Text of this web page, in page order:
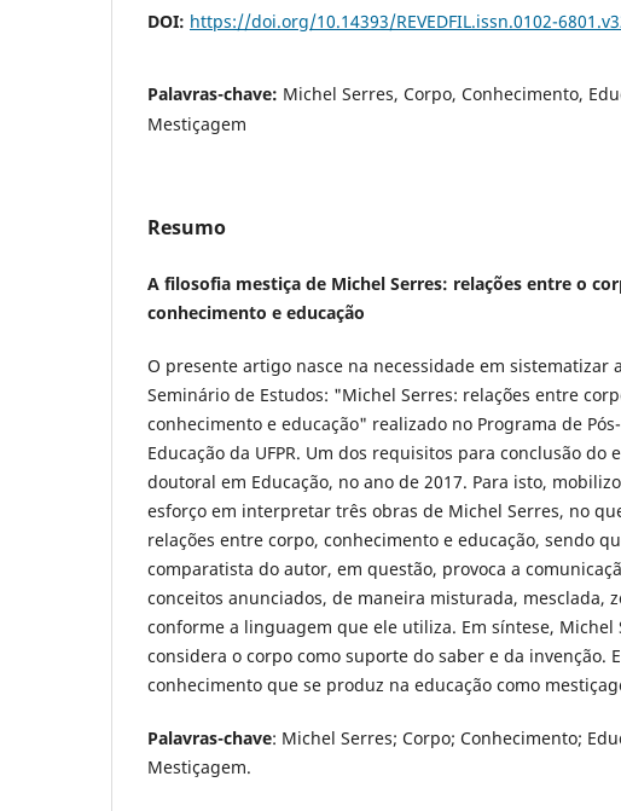
DOI: https://doi.org/10.14393/REVEDFIL.issn.0102-
Palavras-chave: Michel Serres, Corpo, Conhecimento,
Mestiçagem
Resumo
A filosofia mestiça de Michel Serres: relações entre o
conhecimento e educação
O presente artigo nasce na necessidade em sistematizar
Seminário de Estudos: "Michel Serres: relações entre
conhecimento e educação" realizado no Programa de
Educação da UFPR. Um dos requisitos para conclusão do
doutoral em Educação, no ano de 2017. Para isto,
esforço em interpretar três obras de Michel Serres, no
relações entre corpo, conhecimento e educação, sendo
comparatista do autor, em questão, provoca a
conceitos anunciados, de maneira misturada, mesclada,
conforme a linguagem que ele utiliza. Em síntese, Michel
considera o corpo como suporte do saber e da invenção.
conhecimento que se produz na educação como
Palavras-chave: Michel Serres; Corpo; Conhecimento;
Mestiçagem.